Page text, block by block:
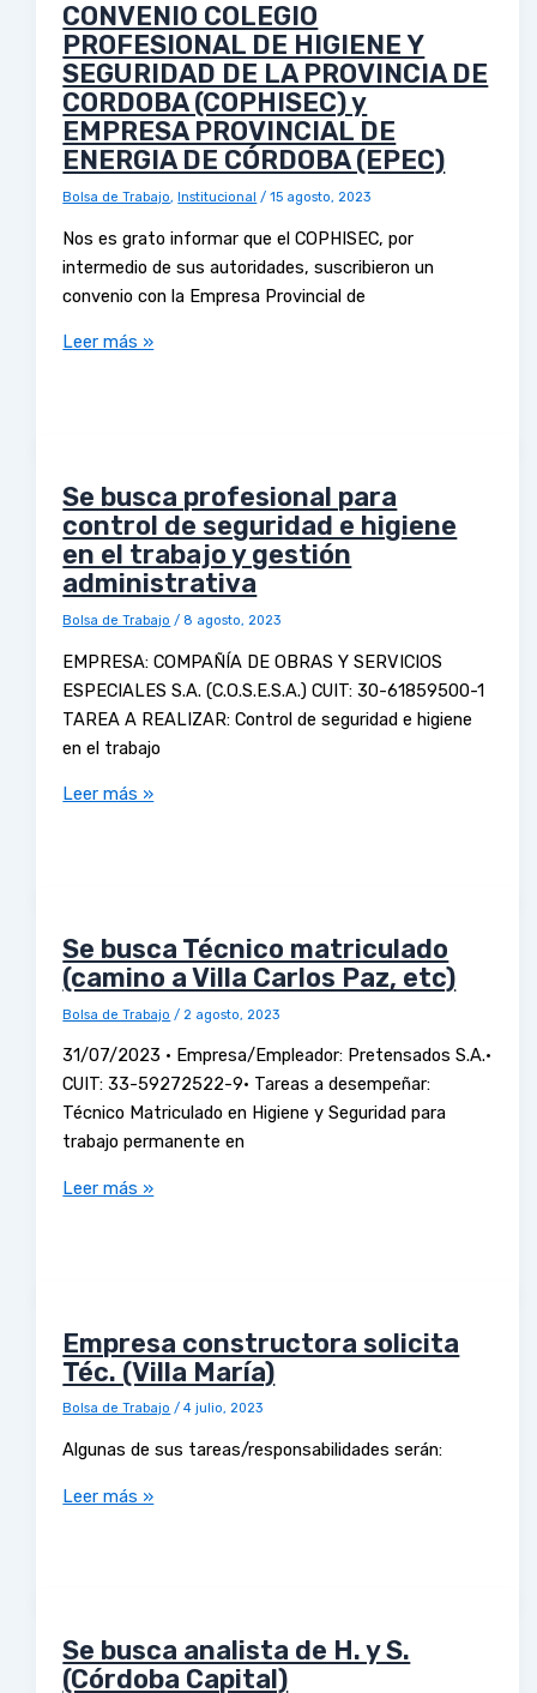
CONVENIO COLEGIO
PROFESIONAL DE HIGIENE Y
SEGURIDAD DE LA PROVINCIA DE
CORDOBA (COPHISEC) y
EMPRESA PROVINCIAL DE
ENERGIA DE CÓRDOBA (EPEC)
Bolsa de Trabajo, Institucional /15 agosto, 2023
Nos es grato informar que el COPHISEC, por
intermedio de sus autoridades, suscribieron un
convenio con la Empresa Provincial de
Leer más »
Se busca profesional para
control de seguridad e higiene
en el trabajo y gestión
administrativa
Bolsa de Trabajo / 8 agosto, 2023
EMPRESA: COMPAÑÍA DE OBRAS Y SERVICIOS
ESPECIALES S.A. (C.O.S.E.S.A.) CUIT: 30-61859500-1
TAREA A REALIZAR: Control de seguridad e higiene
en el trabajo
Leer más »
Se busca Técnico matriculado
(camino a Villa Carlos Paz, etc)
Bolsa de Trabajo /2 agosto, 2023
31/07/2023 • Empresa/Empleador: Pretensados S.A.•
CUIT: 33-59272522-9• Tareas a desempeñar:
Técnico Matriculado en Higiene y Seguridad para
trabajo permanente en
Leer más »
Empresa constructora solicita
Téc. (Villa María)
Bolsa de Trabajo /4 julio, 2023
Algunas de sus tareas/responsabilidades serán:
Leer más »
Se busca analista de H. y S.
(Córdoba Capital)